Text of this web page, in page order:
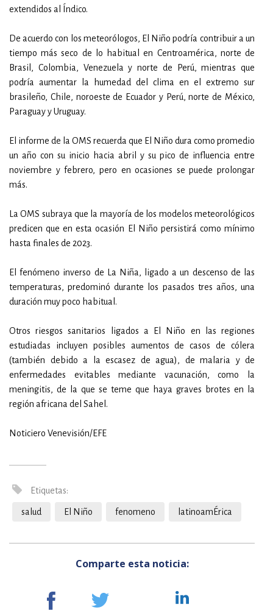
extendidos al Índico.
De acuerdo con los meteorólogos, El Niño podría contribuir a un
tiempo más seco de lo habitual en Centroamérica, norte de
Brasil, Colombia, Venezuela y norte de Perú, mientras que
podría aumentar la humedad del clima en el extremo sur
brasileño, Chile, noroeste de Ecuador y Perú, norte de México,
Paraguay y Uruguay.
El informe de la OMS recuerda que El Niño dura como promedio
un año con su inicio hacia abril y su pico de influencia entre
noviembre y febrero, pero en ocasiones se puede prolongar
más.
La OMS subraya que la mayoría de los modelos meteorológicos
predicen que en esta ocasión El Niño persistirá como mínimo
hasta finales de 2023.
El fenómeno inverso de La Niña, ligado a un descenso de las
temperaturas, predominó durante los pasados tres años, una
duración muy poco habitual.
Otros riesgos sanitarios ligados a El Niño en las regiones
estudiadas incluyen posibles aumentos de casos de cólera
(también debido a la escasez de agua), de malaria y de
enfermedades evitables mediante vacunación, como la
meningitis, de la que se teme que haya graves brotes en la
región africana del Sahel.
Noticiero Venevisión/EFE
Etiquetas:
salud El Niño fenomeno latinoamÉrica
Comparte esta noticia: